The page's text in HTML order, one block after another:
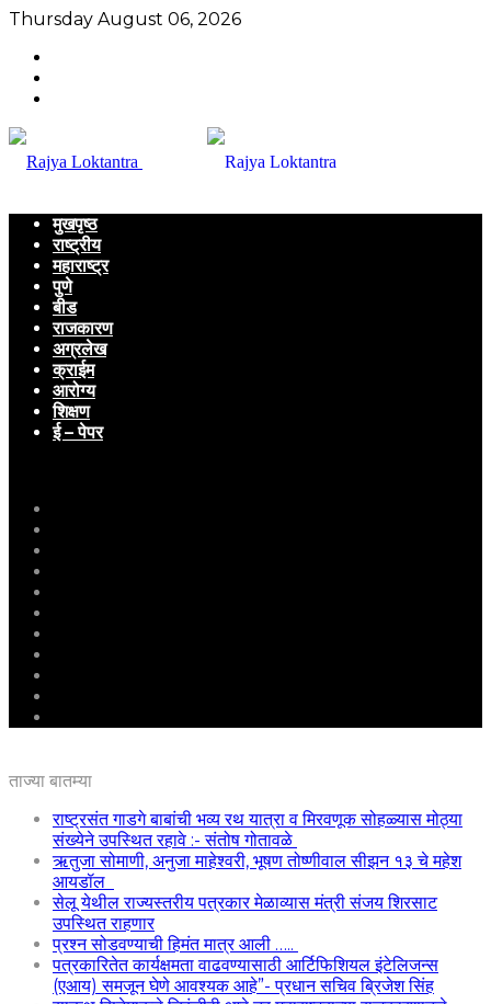
Thursday August 06, 2026
मुखपृष्ठ
राष्ट्रीय
महाराष्ट्र
पुणे
बीड
राजकारण
अग्रलेख
क्राईम
आरोग्य
शिक्षण
ई – पेपर
ताज्या बातम्या
राष्ट्रसंत गाडगे बाबांची भव्य रथ यात्रा व मिरवणूक सोहळ्यास मोठ्या
संख्येने उपस्थित रहावे :- संतोष गोतावळे
ऋतुजा सोमाणी, अनुजा माहेश्वरी, भूषण तोष्णीवाल सीझन १३ चे महेश
आयडॉल
सेलू येथील राज्यस्तरीय पत्रकार मेळाव्यास मंत्री संजय शिरसाट
उपस्थित राहणार
प्रश्न सोडवण्याची हिमंत मात्र आली …..
पत्रकारितेत कार्यक्षमता वाढवण्यासाठी आर्टिफिशियल इंटेलिजन्स
(एआय) समजून घेणे आवश्यक आहे”- प्रधान सचिव ब्रिजेश सिंह